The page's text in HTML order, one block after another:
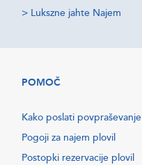
> Lukszne jahte Najem
POMOČ
Kako poslati povpraševanje
Pogoji za najem plovil
Postopki rezervacije plovil